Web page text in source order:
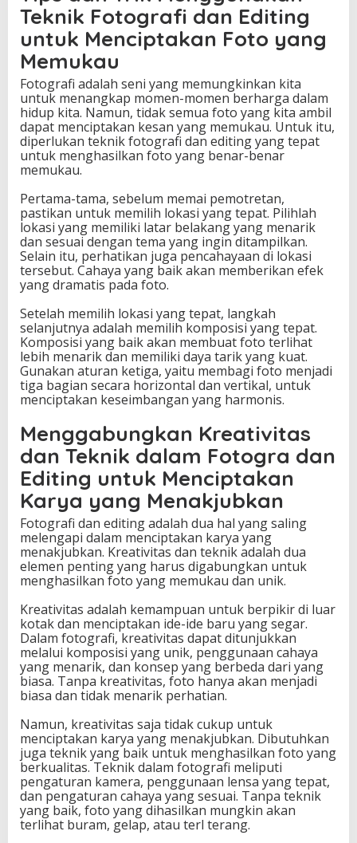
Teknik Fotografi dan Editing
untuk Menciptakan Foto yang
Memukau
Fotografi adalah seni yang memungkinkan kita
untuk menangkap momen-momen berharga dalam
hidup kita. Namun, tidak semua foto yang kita ambil
dapat menciptakan kesan yang memukau. Untuk itu,
diperlukan teknik fotografi dan editing yang tepat
untuk menghasilkan foto yang benar-benar
memukau.
Pertama-tama, sebelum memai pemotretan,
pastikan untuk memilih lokasi yang tepat. Pilihlah
lokasi yang memiliki latar belakang yang menarik
dan sesuai dengan tema yang ingin ditampilkan.
Selain itu, perhatikan juga pencahayaan di lokasi
tersebut. Cahaya yang baik akan memberikan efek
yang dramatis pada foto.
Setelah memilih lokasi yang tepat, langkah
selanjutnya adalah memilih komposisi yang tepat.
Komposisi yang baik akan membuat foto terlihat
lebih menarik dan memiliki daya tarik yang kuat.
Gunakan aturan ketiga, yaitu membagi foto menjadi
tiga bagian secara horizontal dan vertikal, untuk
menciptakan keseimbangan yang harmonis.
Menggabungkan Kreativitas
dan Teknik dalam Fotogra dan
Editing untuk Menciptakan
Karya yang Menakjubkan
Fotografi dan editing adalah dua hal yang saling
melengapi dalam menciptakan karya yang
menakjubkan. Kreativitas dan teknik adalah dua
elemen penting yang harus digabungkan untuk
menghasilkan foto yang memukau dan unik.
Kreativitas adalah kemampuan untuk berpikir di luar
kotak dan menciptakan ide-ide baru yang segar.
Dalam fotografi, kreativitas dapat ditunjukkan
melalui komposisi yang unik, penggunaan cahaya
yang menarik, dan konsep yang berbeda dari yang
biasa. Tanpa kreativitas, foto hanya akan menjadi
biasa dan tidak menarik perhatian.
Namun, kreativitas saja tidak cukup untuk
menciptakan karya yang menakjubkan. Dibutuhkan
juga teknik yang baik untuk menghasilkan foto yang
berkualitas. Teknik dalam fotografi meliputi
pengaturan kamera, penggunaan lensa yang tepat,
dan pengaturan cahaya yang sesuai. Tanpa teknik
yang baik, foto yang dihasilkan mungkin akan
terlihat buram, gelap, atau terl terang.